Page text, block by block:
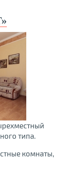
типа.
комнаты,